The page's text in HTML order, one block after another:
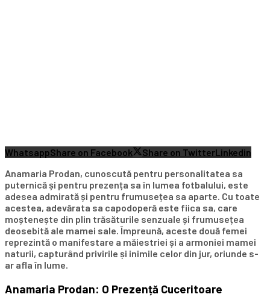
WhatsappShare on Facebook Share on TwitterLinkedin
Anamaria Prodan, cunoscută pentru personalitatea sa
puternică și pentru prezența sa în lumea fotbalului, este
adesea admirată și pentru frumusețea sa aparte. Cu toate
acestea, adevărata sa capodoperă este fiica sa, care
moștenește din plin trăsăturile senzuale și frumusețea
deosebită ale mamei sale. Împreună, aceste două femei
reprezintă o manifestare a măiestriei și a armoniei mamei
naturii, capturând privirile și inimile celor din jur, oriunde s-
ar afla în lume.
Anamaria Prodan: O Prezență Cuceritoare